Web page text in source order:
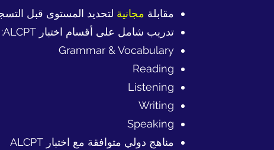
مقابلة مجانية لتحديد المستوى قبل
تدريب شامل على أقسام اختبار ALCPT:
Grammar & Vocabulary
Reading
Listening
Writing
Speaking
مناهج دولي متوافقة مع اختبار ALCPT